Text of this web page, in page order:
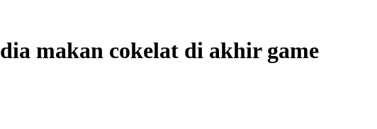
makan cokelat di akhir game